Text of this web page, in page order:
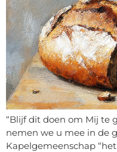
“Blijf dit doen om Mij te
nemen we u mee in de
Kapelgemeenschap